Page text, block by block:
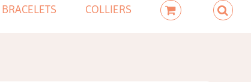
BRACELETS COLLIERS